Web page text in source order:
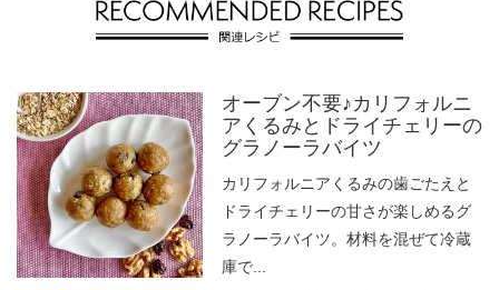
オーブン不要♪カリフォルニ
アくるみとドライチェリーの
グラノーラバイツ
カリフォルニアくるみの歯ごたえと
ドライチェリーの甘さが楽しめるグ
ラノーラバイツ。材料を混ぜて冷蔵
庫で...